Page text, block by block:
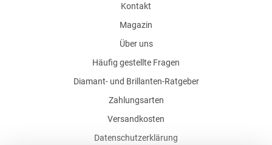
Kontakt
Magazin
Über uns
Häufig gestellte Fragen
Diamant- und Brillanten-Ratgeber
Zahlungsarten
Versandkosten
Datenschutzerklärung